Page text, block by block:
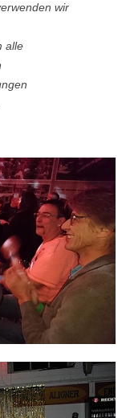
wir
alle